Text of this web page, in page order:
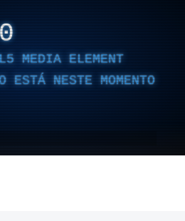
MEDIA ELEMENT
ESTÁ NESTE MOMENTO